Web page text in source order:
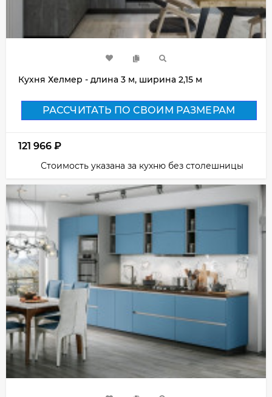
Кухня Хелмер - длина 3 м, ширина 2,15 м
РАССЧИТАТЬ ПО СВОИМ РАЗМЕРАМ
121 966 ₽
Стоимость указана за кухню без столешницы